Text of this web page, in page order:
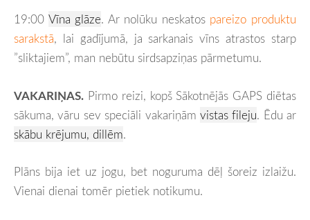
19:00 Vīna glāze. Ar nolūku neskatos pareizo produktu
sarakstā, lai gadījumā, ja sarkanais vīns atrastos starp
”sliktajiem”, man nebūtu sirdsapziņas pārmetumu.
VAKARIŅAS. Pirmo reizi, kopš Sākotnējās GAPS diētas
sākuma, vāru sev speciāli vakariņām vistas fileju. Ēdu ar
skābu krējumu, dillēm.
Plāns bija iet uz jogu, bet noguruma dēļ šoreiz izlaižu.
Vienai dienai tomēr pietiek notikumu.